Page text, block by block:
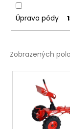
Úprava pôdy
Zobrazených
V